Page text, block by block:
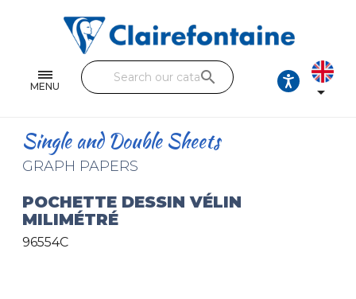
MENU
Single and double sheets
Fine arts
Handicraft
Pencil cases & Leather goods
search

Single and Double Sheets
GRAPH PAPERS
POCHETTE DESSIN VÉLIN
MILIMÉTRÉ
96554C